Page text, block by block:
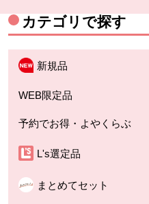
カテゴリで探す
新規品
WEB限定品
予約でお得・よやくらぶ
L's選定品
まとめてセット